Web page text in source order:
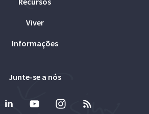
Viver
Informações
Junte-se a nós